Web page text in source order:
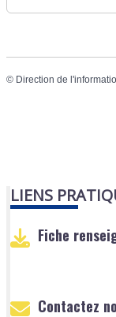
© Direction de
LIENS
Fiche
Contactez